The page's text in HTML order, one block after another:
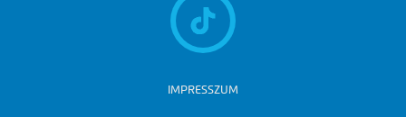
IMPRESSZUM